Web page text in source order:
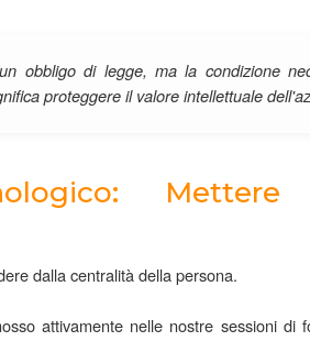
obbligo di legge, ma la condizione
proteggere il valore intellettuale
dalla centralità della persona.
attivamente nelle nostre sessioni